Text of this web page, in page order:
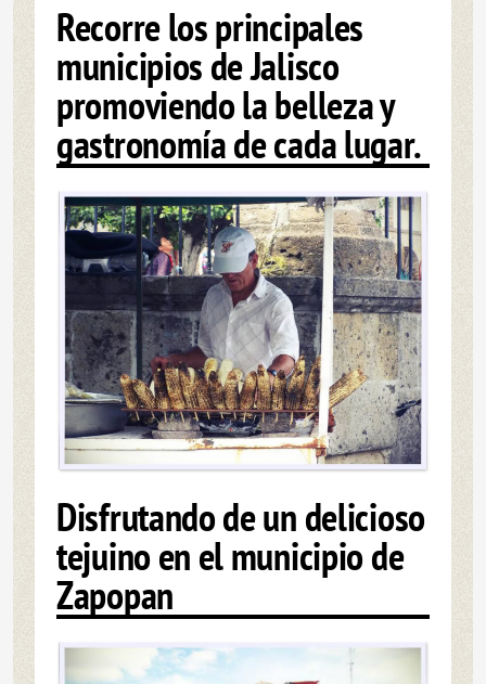
Recorre los principales
municipios de Jalisco
promoviendo la belleza y
gastronomía de cada lugar.
Disfrutando de un delicioso
tejuino en el municipio de
Zapopan